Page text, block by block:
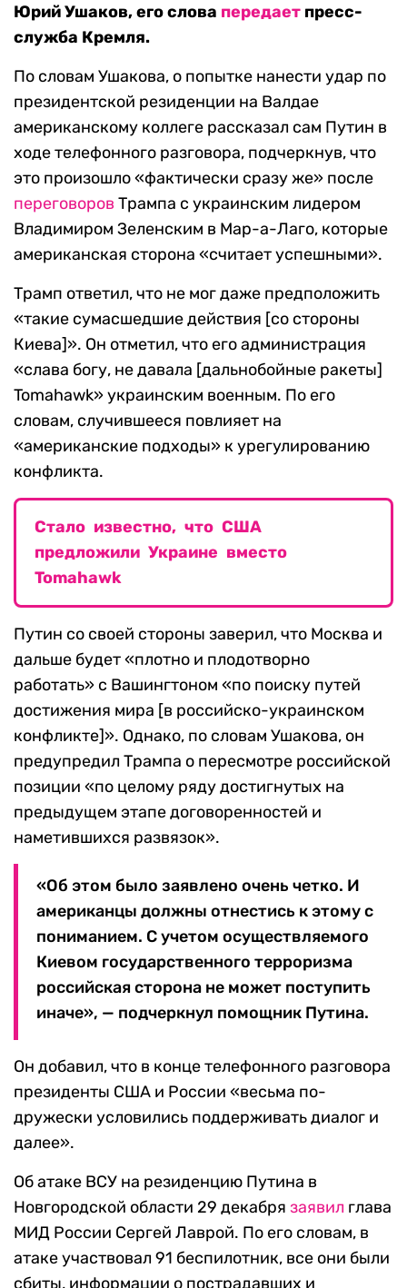
Юрий Ушаков, его слова передает пресс-
служба Кремля.
По словам Ушакова, о попытке нанести удар по
президентской резиденции на Валдае
американскому коллеге рассказал сам Путин в
ходе телефонного разговора, подчеркнув, что
это произошло «фактически сразу же» после
переговоров Трампа с украинским лидером
Владимиром Зеленским в Мар-а-Лаго, которые
американская сторона «считает успешными».
Трамп ответил, что не мог даже предположить
«такие сумасшедшие действия [со стороны
Киева]». Он отметил, что его администрация
«слава богу, не давала [дальнобойные ракеты]
Tomahawk» украинским военным. По его
словам, случившееся повлияет на
«американские подходы» к урегулированию
конфликта.
Стало известно, что США
предложили Украине вместо
Tomahawk
Путин со своей стороны заверил, что Москва и
дальше будет «плотно и плодотворно
работать» с Вашингтоном «по поиску путей
достижения мира [в российско-украинском
конфликте]». Однако, по словам Ушакова, он
предупредил Трампа о пересмотре российской
позиции «по целому ряду достигнутых на
предыдущем этапе договоренностей и
наметившихся развязок».
«Об этом было заявлено очень четко. И
американцы должны отнестись к этому с
пониманием. С учетом осуществляемого
Киевом государственного терроризма
российская сторона не может поступить
иначе», — подчеркнул помощник Путина.
Он добавил, что в конце телефонного разговора
президенты США и России «весьма по-
дружески условились поддерживать диалог и
далее».
Об атаке ВСУ на резиденцию Путина в
Новгородской области 29 декабря заявил глава
МИД России Сергей Лаврой. По его словам, в
атаке участвовал 91 беспилотник, все они были
сбиты, информации о пострадавших и